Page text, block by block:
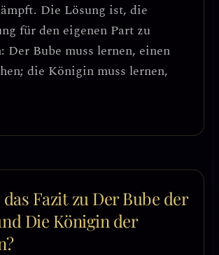
Die Lösung ist, die
für den eigenen Part zu
Der Bube muss lernen, einen
die Königin muss lernen,
Fazit zu Der Bube der
Die Königin der